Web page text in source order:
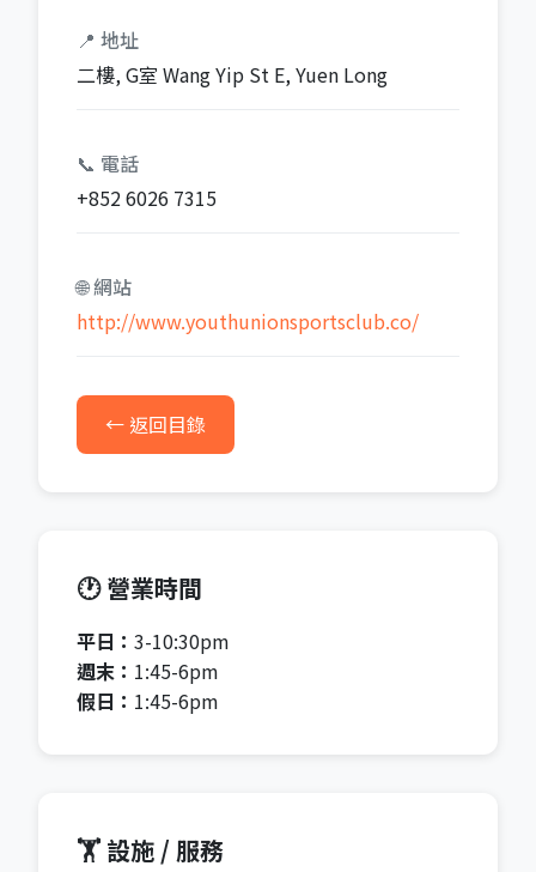
📍 地址
二樓, G室 Wang Yip St E, Yuen Long
📞 電話
+852 6026 7315
🌐 網站
http://www.youthunionsportsclub.co/
← 返回目錄
🕐 營業時間
平日： 3-10:30pm
週末： 1:45-6pm
假日： 1:45-6pm
🏋️ 設施 / 服務